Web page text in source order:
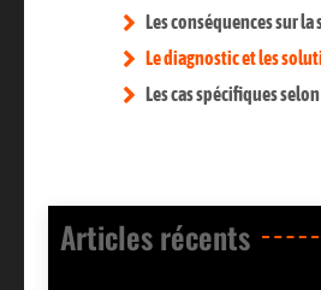
Les conséquences sur
Le diagnostic et les
Les cas spécifiques
Articles récents​